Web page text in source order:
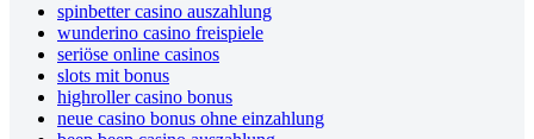
spinbetter casino auszahlung
wunderino casino freispiele
seriöse online casinos
slots mit bonus
highroller casino bonus
neue casino bonus ohne einzahlung